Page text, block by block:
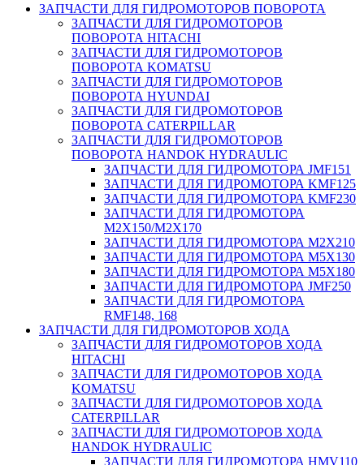
ЗАПЧАСТИ ДЛЯ ГИДРОМОТОРОВ ПОВОРОТА
ЗАПЧАСТИ ДЛЯ ГИДРОМОТОРОВ
ПОВОРОТА HITACHI
ЗАПЧАСТИ ДЛЯ ГИДРОМОТОРОВ
ПОВОРОТА KOMATSU
ЗАПЧАСТИ ДЛЯ ГИДРОМОТОРОВ
ПОВОРОТА HYUNDAI
ЗАПЧАСТИ ДЛЯ ГИДРОМОТОРОВ
ПОВОРОТА CATERPILLAR
ЗАПЧАСТИ ДЛЯ ГИДРОМОТОРОВ
ПОВОРОТА HANDOK HYDRAULIC
ЗАПЧАСТИ ДЛЯ ГИДРОМОТОРА JMF151
ЗАПЧАСТИ ДЛЯ ГИДРОМОТОРА KMF125
ЗАПЧАСТИ ДЛЯ ГИДРОМОТОРА KMF230
ЗАПЧАСТИ ДЛЯ ГИДРОМОТОРА
M2X150/M2X170
ЗАПЧАСТИ ДЛЯ ГИДРОМОТОРА M2X210
ЗАПЧАСТИ ДЛЯ ГИДРОМОТОРА M5X130
ЗАПЧАСТИ ДЛЯ ГИДРОМОТОРА M5X180
ЗАПЧАСТИ ДЛЯ ГИДРОМОТОРА JMF250
ЗАПЧАСТИ ДЛЯ ГИДРОМОТОРА
RMF148, 168
ЗАПЧАСТИ ДЛЯ ГИДРОМОТОРОВ ХОДА
ЗАПЧАСТИ ДЛЯ ГИДРОМОТОРОВ ХОДА
HITACHI
ЗАПЧАСТИ ДЛЯ ГИДРОМОТОРОВ ХОДА
KOMATSU
ЗАПЧАСТИ ДЛЯ ГИДРОМОТОРОВ ХОДА
CATERPILLAR
ЗАПЧАСТИ ДЛЯ ГИДРОМОТОРОВ ХОДА
HANDOK HYDRAULIC
ЗАПЧАСТИ ДЛЯ ГИДРОМОТОРА HMV110